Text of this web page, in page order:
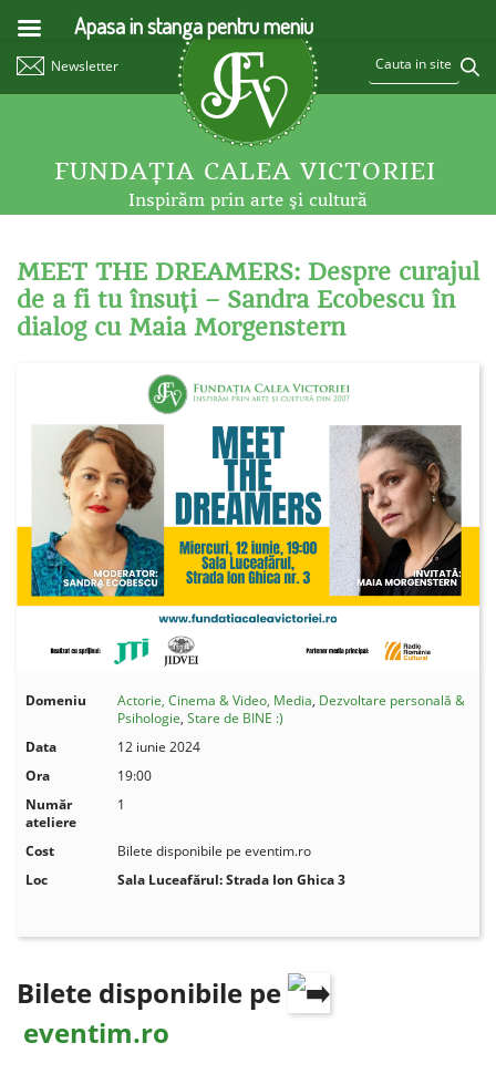
Newsletter
FUNDAŢIA CALEA VICTORIEI
Inspirăm prin arte şi cultură
MEET THE DREAMERS: Despre curajul
de a fi tu însuţi – Sandra Ecobescu în
dialog cu Maia Morgenstern
Domeniu Actorie, Cinema & Video, Media, Dezvoltare personală &
Psihologie,Stare de BINE :)
Data
12 iunie 2024
Ora
19:00
Număr
ateliere
1
Cost
Bilete disponibile pe eventim.ro
Loc
Sala Luceafărul: Strada Ion Ghica 3
Bilete disponibile pe
eventim.ro
Apasa in stanga pentru meniu